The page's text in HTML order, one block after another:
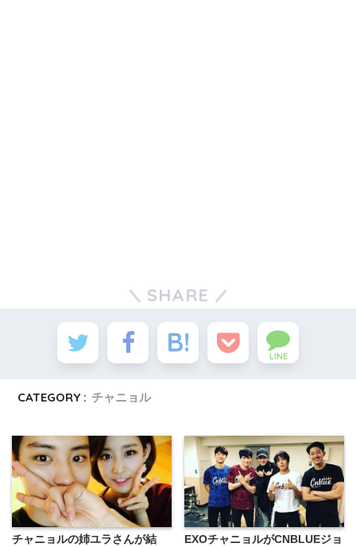
SHARE
LINE
CATEGORY : チャニョル
チャニョルの姉ユラさんが結
EXOチャニョルがCNBLUEジョ